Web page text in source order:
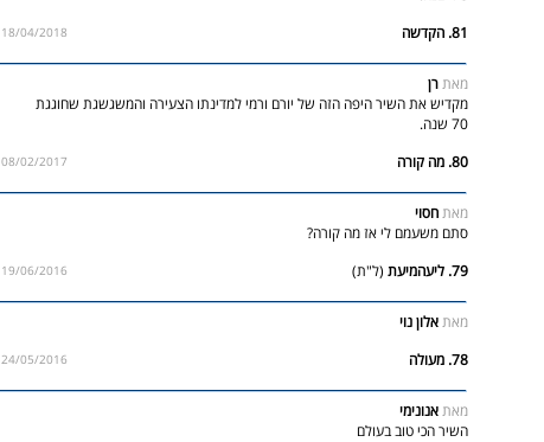
81. הקדשה
18/04/2018 - 23:34
מאתרן
מקדיש את השיר היפה הזה של יורם ורמי למדינתו הצעירה והמשגשגת שחוגגת
70 שנה.
80. מה קורה
08/02/2017 - 10:23
מאתחסוי
סתם משעמם לי אז מה קורה?
79. ליעהמיעת
(ל"ת) 19/06/2016 - 16:04
מאתאלון נוי
78. מעולה
24/05/2016 - 08:57
מאתאנונימי
השיר הכי טוב בעולם